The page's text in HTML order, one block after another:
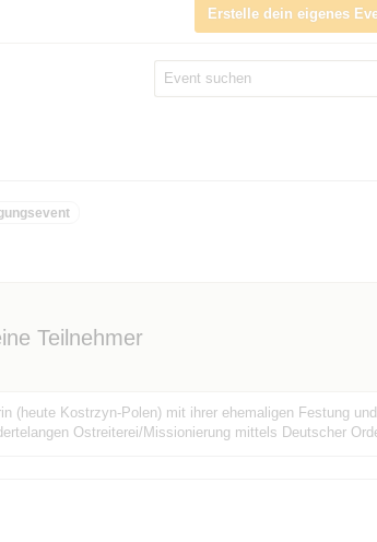
Erstelle dein eigenes
Teilnehmer
(heute Kostrzyn-Polen) mit ihrer ehemaligen Festung
Ostreiterei/Missionierung mittels Deutscher